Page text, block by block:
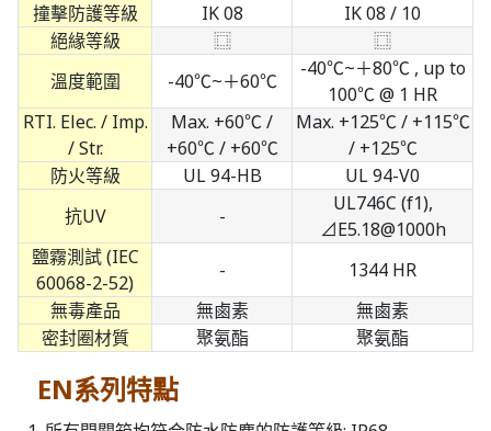
撞擊防護等級
IK 08
IK 08 / 10
絕緣等級
⿴
⿴
溫度範圍
-40℃~＋60℃
-40℃~＋80℃ , up to
100℃ @ 1 HR
RTI. Elec. / Imp.
/ Str.
Max. +60℃ /
+60℃ / +60℃
Max. +125℃ / +115℃
/ +125℃
防火等級
UL 94-HB
UL 94-V0
抗UV
-
UL746C (f1),
⊿E5.18@1000h
鹽霧測試 (IEC
60068-2-52)
-
1344 HR
無毒產品
無鹵素
無鹵素
密封圈材質
聚氨酯 聚氨酯
EN系列特點